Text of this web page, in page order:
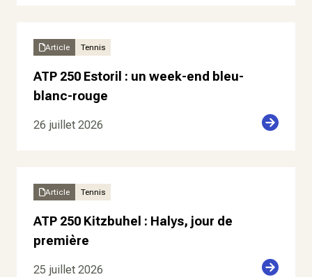
Article Tennis
ATP 250 Estoril : un week-end bleu-
blanc-rouge
26 juillet 2026
Article Tennis
ATP 250 Kitzbuhel : Halys, jour de
première
25 juillet 2026